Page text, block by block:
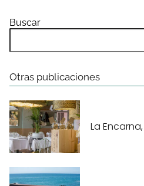
Buscar
Otras publicaciones
La